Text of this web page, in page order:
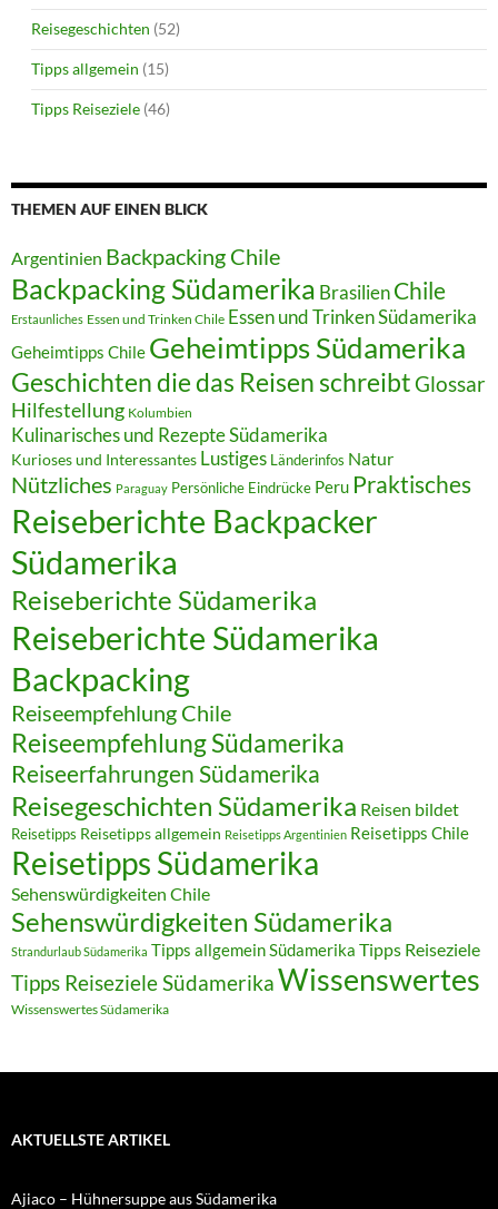
Reisegeschichten (52)
Tipps allgemein (15)
Tipps Reiseziele (46)
THEMEN AUF EINEN BLICK
Argentinien Backpacking Chile
Backpacking Südamerika Brasilien Chile
Erstaunliches Essen und Trinken Chile Essen und Trinken Südamerika
Geheimtipps Chile Geheimtipps Südamerika
Geschichten die das Reisen schreibtGlossar
Hilfestellung Kolumbien
Kulinarisches und Rezepte Südamerika
Kurioses und Interessantes Lustiges Länderinfos Natur
Nützliches Paraguay Persönliche Eindrücke Peru Praktisches
Reiseberichte Backpacker
Südamerika
Reiseberichte Südamerika
Reiseberichte Südamerika
Backpacking
Reiseempfehlung Chile
Reiseempfehlung Südamerika
Reiseerfahrungen Südamerika
Reisegeschichten Südamerika Reisen bildet
Reisetipps Reisetipps allgemein Reisetipps Argentinien Reisetipps Chile
Reisetipps Südamerika
Sehenswürdigkeiten Chile
Sehenswürdigkeiten Südamerika
Strandurlaub Südamerika Tipps allgemein Südamerika Tipps Reiseziele
Tipps Reiseziele SüdamerikaWissenswertes
Wissenswertes Südamerika
AKTUELLSTE ARTIKEL
Ajiaco – Hühnersuppe aus Südamerika